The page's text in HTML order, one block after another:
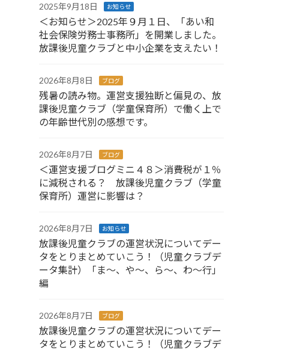
2025年9月18日 お知らせ
＜お知らせ＞2025年９月１日、「あい和
社会保険労務士事務所」を開業しました。
放課後児童クラブと中小企業を支えたい！
2026年8月8日 ブログ
残暑の読み物。運営支援独断と偏見の、放
課後児童クラブ（学童保育所）で働く上で
の年齢世代別の感想です。
2026年8月7日 ブログ
＜運営支援ブログミニ４８＞消費税が１％
に減税される？ 放課後児童クラブ（学童
保育所）運営に影響は？
2026年8月7日 お知らせ
放課後児童クラブの運営状況についてデー
タをとりまとめていこう！（児童クラブデ
ータ集計）「ま～、や～、ら～、わ～行」
編
2026年8月7日 ブログ
放課後児童クラブの運営状況についてデー
タをとりまとめていこう！（児童クラブデ